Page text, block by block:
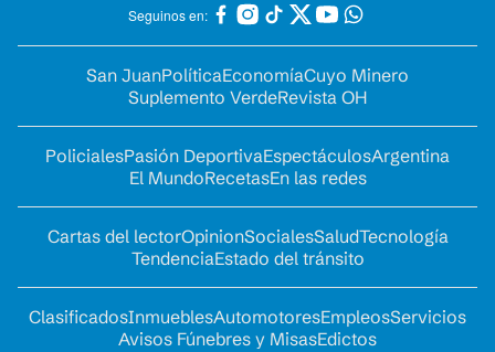
Seguinos en:
San JuanPolíticaEconomíaCuyo Minero
Suplemento VerdeRevista OH
PolicialesPasión DeportivaEspectáculosArgentina
El MundoRecetasEn las redes
Cartas del lectorOpinionSocialesSaludTecnología
TendenciaEstado del tránsito
ClasificadosInmueblesAutomotoresEmpleosServicios
Avisos Fúnebres y MisasEdictos